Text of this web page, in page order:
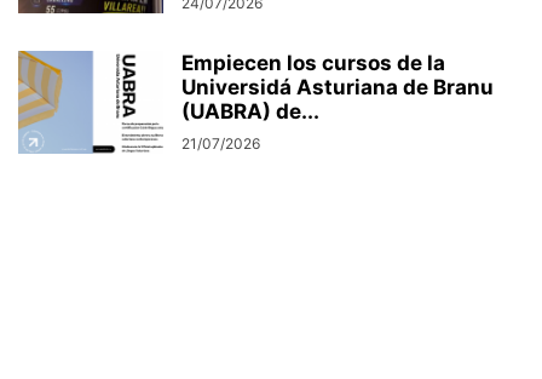
Empiecen los cursos de la
Universidá Asturiana de Branu
(UABRA) de...
21/07/2026